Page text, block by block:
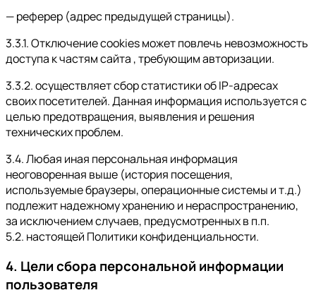
— реферер (адрес предыдущей страницы).
3.3.1. Отключение cookies может повлечь невозможность
доступа к частям сайта , требующим авторизации.
3.3.2. осуществляет сбор статистики об IP-адресах
своих посетителей. Данная информация используется с
целью предотвращения, выявления и решения
технических проблем.
3.4. Любая иная персональная информация
неоговоренная выше (история посещения,
используемые браузеры, операционные системы и т.д.)
подлежит надежному хранению и нераспространению,
за исключением случаев, предусмотренных в п.п.
5.2. настоящей Политики конфиденциальности.
4. Цели сбора персональной информации
пользователя